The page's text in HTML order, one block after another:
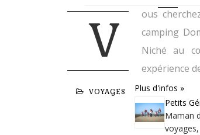
V
ous
camping
Niché au
expérience
VOYAGES
Plus d'infos »
Petits
Maman